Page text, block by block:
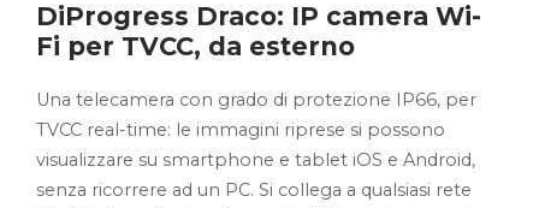
DiProgress Draco: IP camera Wi-
Fi per TVCC, da esterno
Una telecamera con grado di protezione IP66, per
TVCC real-time: le immagini riprese si possono
visualizzare su smartphone e tablet iOS e Android,
senza ricorrere ad un PC. Si collega a qualsiasi rete